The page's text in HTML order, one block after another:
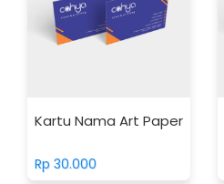
Kartu Nama Art Paper
Rp 30.000